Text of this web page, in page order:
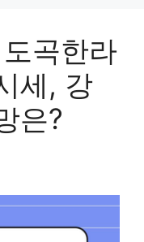
곡한라
세, 강
은?